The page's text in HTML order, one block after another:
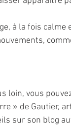
à la fois
loin, vous
» de Gautier,
sur son blog